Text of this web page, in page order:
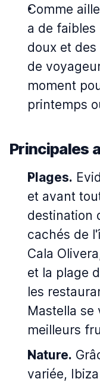
Comme
a de
doux et
de
moment
printemps
Principales
Plages.
et avant
destination
cachés de
Cala
et la plage
les
Mastella se
meilleurs
Nature.
variée,